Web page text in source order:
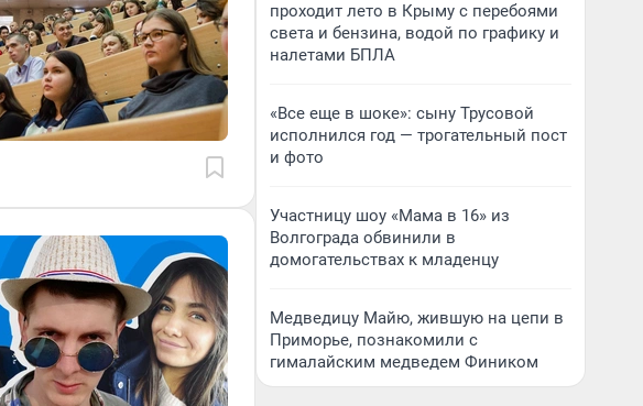
проходит лето в Крыму с перебоями
света и бензина, водой по графику и
налетами БПЛА
«Все еще в шоке»: сыну Трусовой
исполнился год — трогательный пост
и фото
Участницу шоу «Мама в 16» из
Волгограда обвинили в
домогательствах к младенцу
Медведицу Майю, жившую на цепи в
Приморье, познакомили с
гималайским медведем Фиником